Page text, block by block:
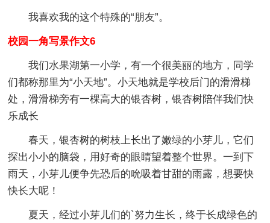
我喜欢我的这个特殊的“朋友”。
校园一角写景作文6
我们水果湖第一小学，有一个很美丽的地方，同学
们都称那里为“小天地”。小天地就是学校后门的滑滑梯
处，滑滑梯旁有一棵高大的银杏树，银杏树陪伴我们快
乐成长
春天，银杏树的树枝上长出了嫩绿的小芽儿，它们
探出小小的脑袋，用好奇的眼睛望着整个世界。一到下
雨天，小芽儿便争先恐后的吮吸着甘甜的雨露，想要快
快长大呢！
夏天，经过小芽儿们的`努力生长，终于长成绿色的